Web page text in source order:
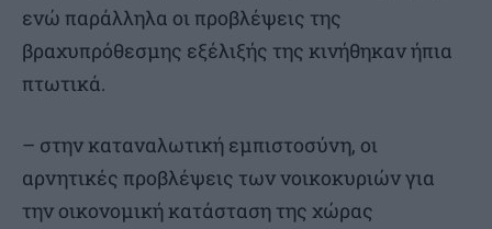
ενώ παράλληλα οι προβλέψεις της
βραχυπρόθεσμης εξέλιξής της κινήθηκαν ήπια
πτωτικά.
– στην καταναλωτική εμπιστοσύνη, οι
αρνητικές προβλέψεις των νοικοκυριών για
την οικονομική κατάσταση της χώρας